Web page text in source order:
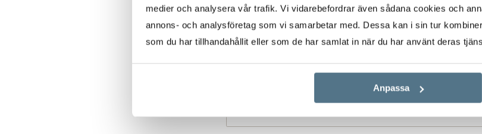
medier och analysera vår trafik. Vi vidarebefordrar även sådana cookies och
annons- och analysföretag som vi samarbetar med. Dessa kan i sin tur
som du har tillhandahållit eller som de har samlat in när du har använt deras
Anpassa
Mobilnummer*
E-post